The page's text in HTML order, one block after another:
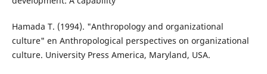
Hamada T. (1994). "Anthropology and organizational
culture" en Anthropological perspectives on organizational
culture. University Press America, Maryland, USA.